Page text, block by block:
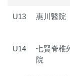
U13 惠川醫院
U14
七賢脊椎
院